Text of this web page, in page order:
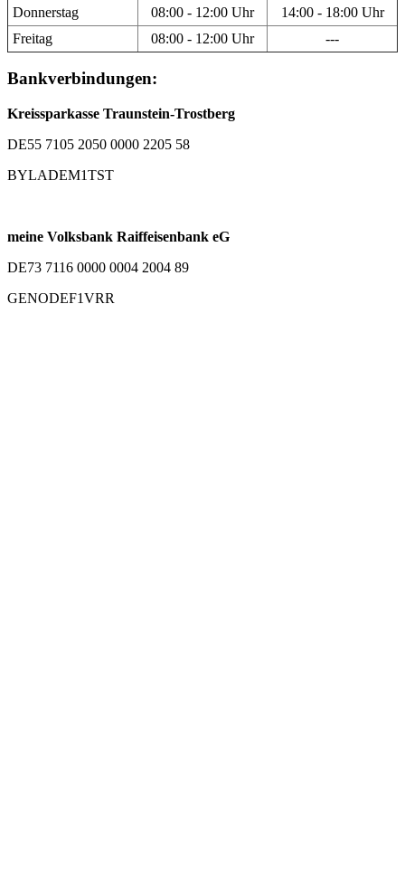
Donnerstag 08:00 - 12:00 Uhr
14:00 - 18:00 Uhr
Freitag
08:00 - 12:00 Uhr ---
Bankverbindungen:
Kreissparkasse Traunstein-Trostberg
DE55 7105 2050 0000 2205 58
BYLADEM1TST
meine Volksbank Raiffeisenbank eG
DE73 7116 0000 0004 2004 89
GENODEF1VRR